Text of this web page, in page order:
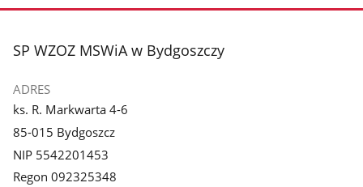
stopka
SP WZOZ MSWiA w Bydgoszczy
ADRES
ks. R. Markwarta 4-6
85-015 Bydgoszcz
NIP 5542201453
Regon 092325348